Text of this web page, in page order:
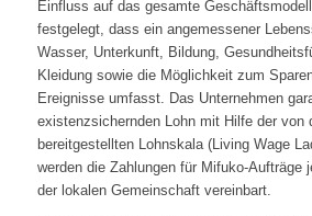
Einfluss auf das gesamte
festgelegt, dass ein angemessener
Wasser, Unterkunft, Bildung,
Kleidung sowie die Möglichkeit zum
Ereignisse umfasst. Das Unternehmen
existenzsichernden Lohn mit Hilfe der von
bereitgestellten Lohnskala (Living Wage
werden die Zahlungen für Mifuko-Aufträge
der lokalen Gemeinschaft vereinbart.